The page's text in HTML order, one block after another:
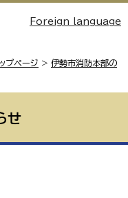
Foreign language
プページ > 伊勢市消防本部の
せ